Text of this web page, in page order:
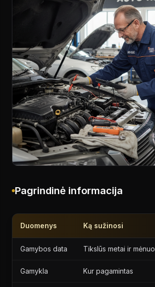
Pagrindinė informacija
Duomenys Ką sužinosi
Gamybos data Tikslūs metai ir mėnuo
Gamykla Kur pagamintas